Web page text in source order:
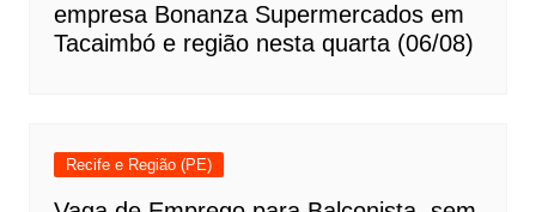
empresa Bonanza Supermercados em
Tacaimbó e região nesta quarta (06/08)
Recife e Região (PE)